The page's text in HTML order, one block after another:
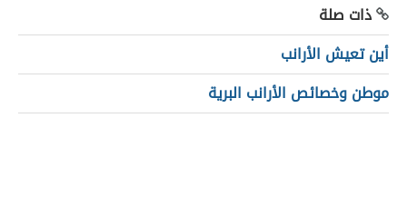
ذات صلة
أين تعيش الأرانب
موطن وخصائص الأرانب البرية